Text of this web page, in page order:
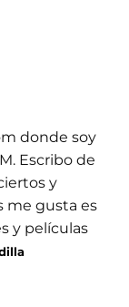
donde soy
Escribo de
y
me gusta es
y películas